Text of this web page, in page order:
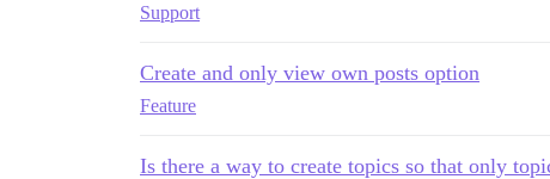
Support
Create and only view own posts option
Feature
Is there a way to create topics so that only